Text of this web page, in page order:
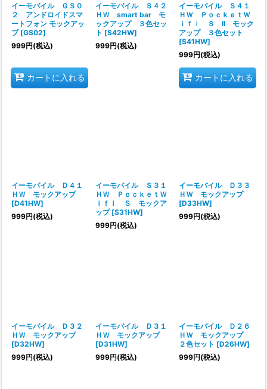
イーモバイル ＧＳ０
２ アンドロイドスマ
ートフォン モックアッ
プ [GS02]
999円(税込)
カートに入れる
イーモバイル Ｓ４２
ＨＷ smart bar モ
ックアップ ３色セッ
ト [S42HW]
999円(税込)
イーモバイル Ｓ４１
ＨＷ ＰｏｃｋｅｔＷ
ｉｆｉ Ｓ II モック
アップ ３色セット
[S41HW]
999円(税込)
カートに入れる
イーモバイル Ｄ４１
ＨＷ モックアップ
[D41HW]
999円(税込)
イーモバイル Ｓ３１
ＨＷ ＰｏｃｋｅｔＷ
ｉｆｉ Ｓ モックア
ップ [S31HW]
999円(税込)
イーモバイル Ｄ３３
ＨＷ モックアップ
[D33HW]
999円(税込)
イーモバイル Ｄ３２
ＨＷ モックアップ
[D32HW]
999円(税込)
イーモバイル Ｄ３１
ＨＷ モックアップ
[D31HW]
999円(税込)
イーモバイル Ｄ２６
ＨＷ モックアップ
２色セット [D26HW]
999円(税込)